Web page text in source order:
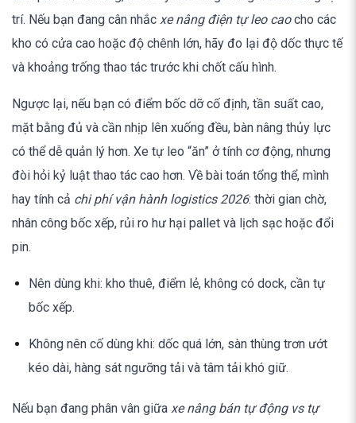
trí. Nếu bạn đang cân nhắc xe nâng điện tự leo caocho các
kho có cửa cao hoặc độ chênh lớn, hãy đo lại độ dốc thực tế
và khoảng trống thao tác trước khi chốt cấu hình.
Ngược lại, nếu bạn có điểm bốc dỡ cố định, tần suất cao,
mặt bằng đủ và cần nhịp lên xuống đều, bàn nâng thủy lực
có thể dễ quản lý hơn. Xe tự leo “ăn” ở tính cơ động, nhưng
đòi hỏi kỷ luật thao tác cao hơn. Về bài toán tổng thể, mình
hay tính cả chi phí vận hành logistics 2026: thời gian chờ,
nhân công bốc xếp, rủi ro hư hại pallet và lịch sạc hoặc đổi
pin.
Nên dùng khi: kho thuê, điểm lẻ, không có dock, cần tự
bốc xếp.
Không nên cố dùng khi: dốc quá lớn, sàn thùng trơn ướt
kéo dài, hàng sát ngưỡng tải và tâm tải khó giữ.
Nếu bạn đang phân vân giữa xe nâng bán tự động vs tự